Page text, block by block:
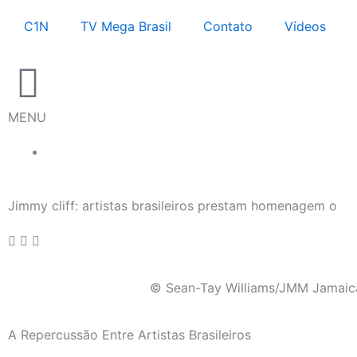
para
conteúdo
C1N TV Mega Brasil Contato Vídeos
MENU
Jimmy cliff: artistas brasileiros prestam homenagem o
© Sean-Tay Williams/JMM
A Repercussão Entre Artistas Brasileiros